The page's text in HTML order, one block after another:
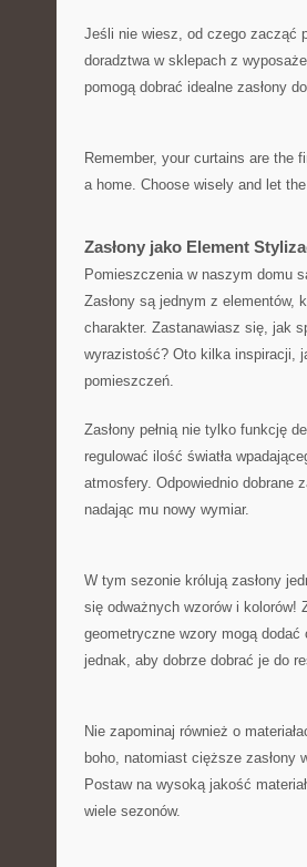
Jeśli ‍nie wiesz, od czego zacząć
doradztwa ‌w sklepach z
pomogą dobrać idealne‌ zasłony
Remember,⁢ your curtains are the
a home. Choose wisely and let
Zasłony jako Element
Pomieszczenia w naszym domu
⁢Zasłony są jednym z elementów,
charakter. Zastanawiasz ⁤się, jak
wyrazistość? Oto kilka inspiracji,
pomieszczeń.
Zasłony pełnią nie ‍tylko funkcję
regulować ilość światła
atmosfery. Odpowiednio dobrane
nadając mu nowy‌ wymiar.
W tym sezonie królują zasłony
się‍ odważnych​ wzorów i kolorów!
geometryczne wzory mogą
jednak, ⁣aby dobrze dobrać je‍ do
Nie zapominaj również o
boho, natomiast cięższe zasłony
⁤Postaw na wysoką jakość
wiele​ sezonów.